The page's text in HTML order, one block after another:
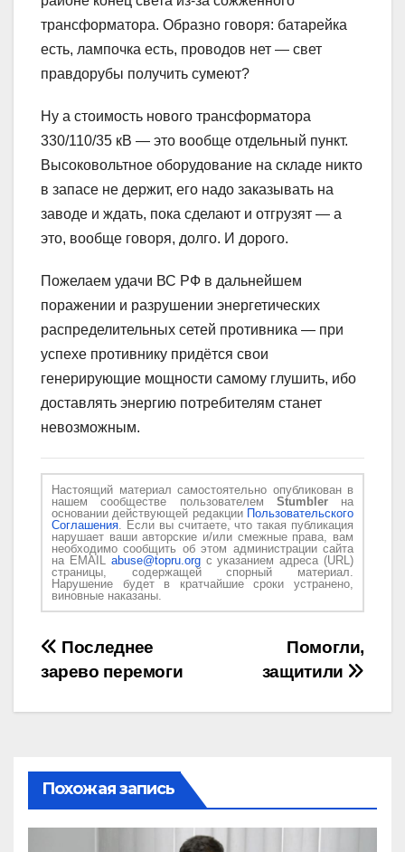
трансформатора. Образно говоря: батарейка
есть, лампочка есть, проводов нет — свет
правдорубы получить сумеют?
Ну а стоимость нового трансформатора
330/110/35 кВ — это вообще отдельный пункт.
Высоковольтное оборудование на складе никто
в запасе не держит, его надо заказывать на
заводе и ждать, пока сделают и отгрузят — а
это, вообще говоря, долго. И дорого.
Пожелаем удачи ВС РФ в дальнейшем
поражении и разрушении энергетических
распределительных сетей противника — при
успехе противнику придётся свои
генерирующие мощности самому глушить, ибо
доставлять энергию потребителям станет
невозможным.
Настоящий материал самостоятельно опубликован в
нашем сообществе пользователем Stumblerна
основании действующей редакции Пользовательского
Соглашения. Если вы считаете, что такая публикация
нарушает ваши авторские и/или смежные права, вам
необходимо сообщить об этом администрации сайта
на EMAIL abuse@topru.orgс указанием адреса (URL)
страницы, содержащей спорный материал.
Нарушение будет в кратчайшие сроки устранено,
виновные наказаны.
Навигация
по
Помогли,
защитили
Последнее
зарево перемоги
Похожая запись